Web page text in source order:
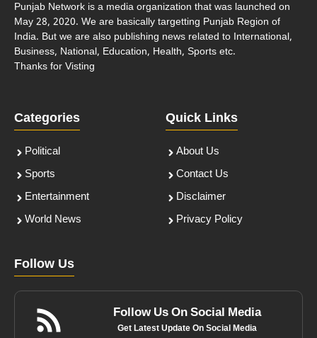
Punjab Network is a media organization that was launched on
May 28, 2020. We are basically targetting Punjab Region of
India. But we are also publishing news related to International,
Business, National, Education, Health, Sports etc.
Thanks for Visting
Categories
Political
Sports
Entertainment
World News
Quick Links
About Us
Contact Us
Disclaimer
Privacy Policy
Follow Us
Follow Us On Social Media
Get Latest Update On Social Media